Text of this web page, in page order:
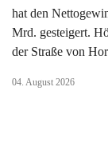
hat den
Mrd. gesteigert.
der Straße von
04. August 2026